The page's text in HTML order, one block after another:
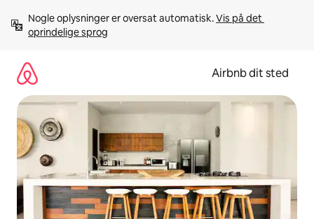
videre
Nogle oplysninger er oversat automatisk. Vis på det
oprindelige sprog
Airbnb dit sted